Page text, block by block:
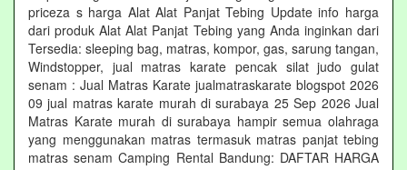
priceza s harga Alat Alat Panjat Tebing Update info harga
dari produk Alat Alat Panjat Tebing yang Anda inginkan dari
Tersedia: sleeping bag, matras, kompor, gas, sarung tangan,
Windstopper, jual matras karate pencak silat judo gulat
senam : Jual Matras Karate jualmatraskarate blogspot 2026
09 jual matras karate murah di surabaya 25 Sep 2026 Jual
Matras Karate murah di surabaya hampir semua olahraga
yang menggunakan matras termasuk matras panjat tebing
matras senam Camping Rental Bandung: DAFTAR HARGA